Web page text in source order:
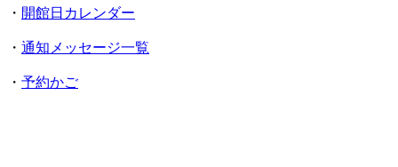
・ 開館日カレンダー
・ 通知メッセージ一覧
・ 予約かご